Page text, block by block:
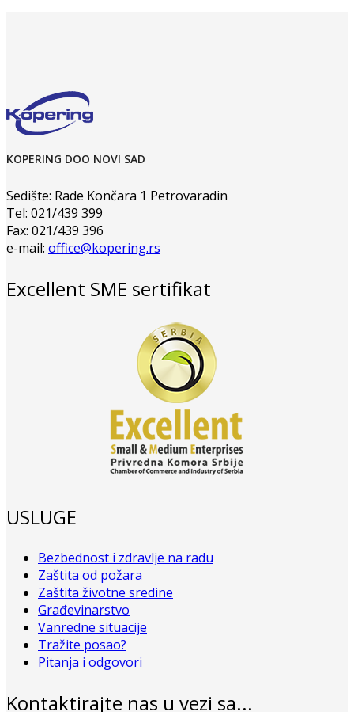
KOPERING DOO NOVI SAD
Sedište: Rade Končara 1 Petrovaradin
Tel: 021/439 399
Fax: 021/439 396
e-mail: office@kopering.rs
Excellent SME sertifikat
USLUGE
Bezbednost i zdravlje na radu
Zaštita od požara
Zaštita životne sredine
Građevinarstvo
Vanredne situacije
Tražite posao?
Pitanja i odgovori
Kontaktirajte nas u vezi sa...